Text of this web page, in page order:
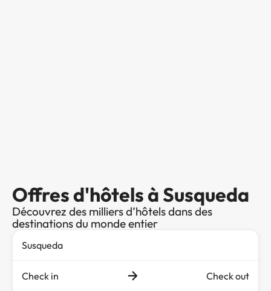
Offres d'hôtels à Susqueda
Découvrez des milliers d’hôtels dans des
destinations du monde entier
Check in Check out